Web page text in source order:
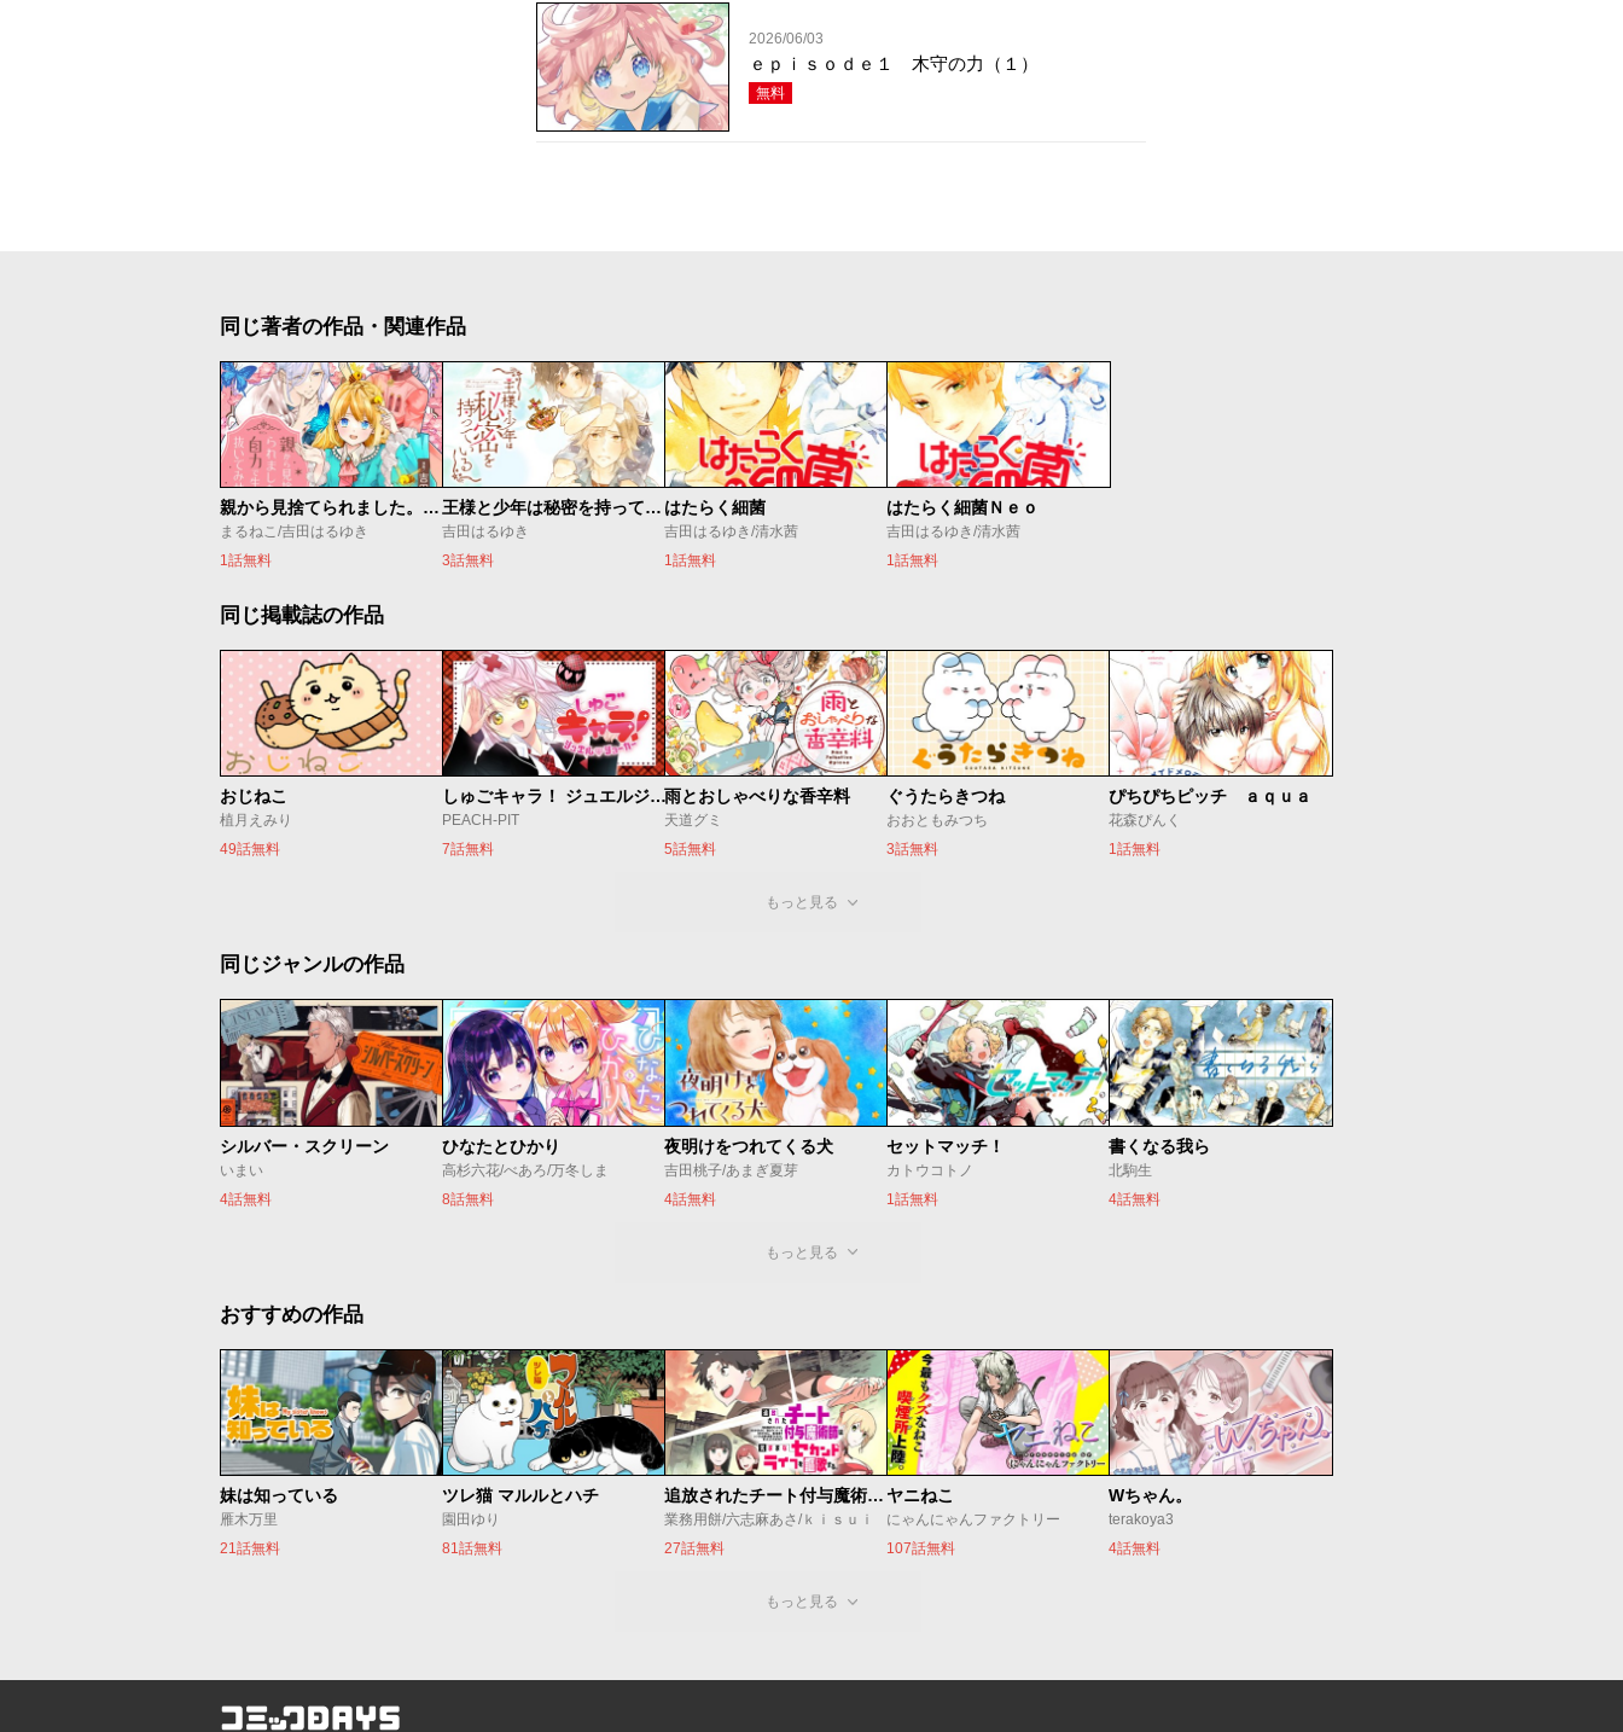
2026/06/03
ｅｐｉｓｏｄｅ１ 木守の力（１）
無料
同じ著者の作品・関連作品
親から見捨てられました。自力で生き抜いてみせます。
まるねこ/吉田はるゆき
1話無料
王様と少年は秘密を持っている
吉田はるゆき
3話無料
はたらく細菌
吉田はるゆき/清水茜
1話無料
はたらく細菌Ｎｅｏ
吉田はるゆき/清水茜
1話無料
同じ掲載誌の作品
おじねこ
植月えみり
49話無料
しゅごキャラ！ ジュエルジョーカー
PEACH-PIT
7話無料
雨とおしゃべりな香辛料
天道グミ
5話無料
ぐうたらきつね
おおともみつち
3話無料
ぴちぴちピッチ ａｑｕａ
花森ぴんく
1話無料
もっと見る
同じジャンルの作品
シルバー・スクリーン
いまい
4話無料
ひなたとひかり
高杉六花/べあろ/万冬しま
8話無料
夜明けをつれてくる犬
吉田桃子/あまぎ夏芽
4話無料
セットマッチ！
カトウコトノ
1話無料
書くなる我ら
北駒生
4話無料
もっと見る
おすすめの作品
妹は知っている
雁木万里
21話無料
ツレ猫 マルルとハチ
園田ゆり
81話無料
追放されたチート付与魔術師は気ままなセカンドライフを謳歌する。 ～俺は武器だけじゃなく、あらゆるものに『強化ポイント』を付与できるし、俺の意思でいつでも効果を解除できるけど、残った人たち大丈夫？～
業務用餅/六志麻あさ/ｋｉｓｕｉ
27話無料
ヤニねこ
にゃんにゃんファクトリー
107話無料
Wちゃん。
terakoya3
4話無料
もっと見る